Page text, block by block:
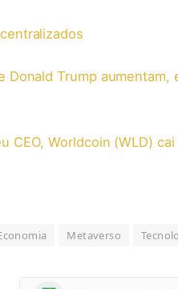
Trump aumentam,
CEO, Worldcoin (WLD) cai
Metaverso